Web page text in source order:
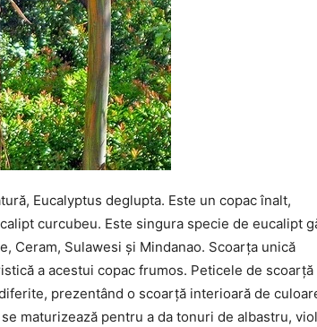
Eucalyptus deglupta. Este un copac înalt,
curcubeu. Este singura specie de eucalipt
Ceram, Sulawesi și Mindanao. Scoarța unică
a acestui copac frumos. Peticele de scoarță
prezentând o scoarță interioară de
maturizează pentru a da tonuri de albastru,